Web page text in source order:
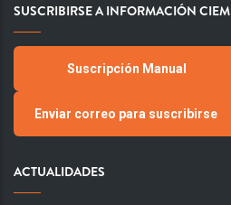
SUSCRIBIRSE A INFORMACIÓN CIEM
Suscripción Manual
Enviar correo para suscribirse
ACTUALIDADES